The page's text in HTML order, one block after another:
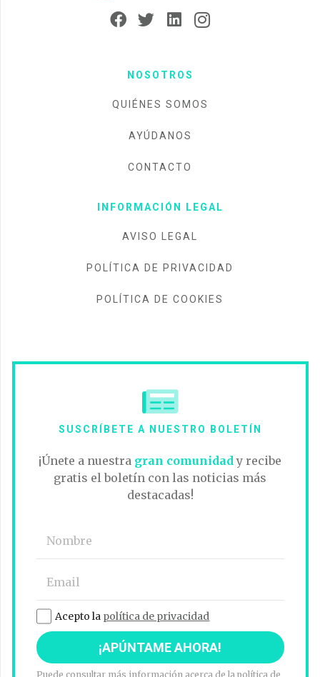
NOSOTROS
QUIÉNES SOMOS
AYÚDANOS
CONTACTO
INFORMACIÓN LEGAL
AVISO LEGAL
POLÍTICA DE PRIVACIDAD
POLÍTICA DE COOKIES
SUSCRÍBETE A NUESTRO BOLETÍN
¡Únete a nuestra gran comunidad y recibe
gratis el boletín con las noticias más
destacadas!
Acepto la política de privacidad
Puede consultar más información acerca de la política de